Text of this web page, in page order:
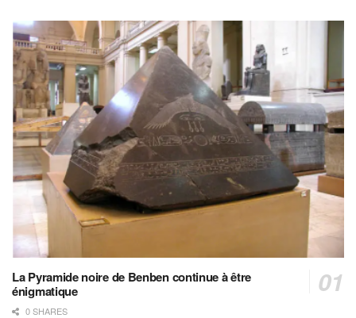
La Pyramide noire de Benben continue à être
énigmatique
0 SHARES